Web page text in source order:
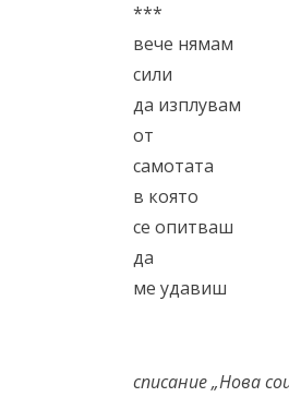
***
вече нямам
сили
да изплувам
от
самотата
в която
се опитваш
да
ме удавиш
списание „Нова